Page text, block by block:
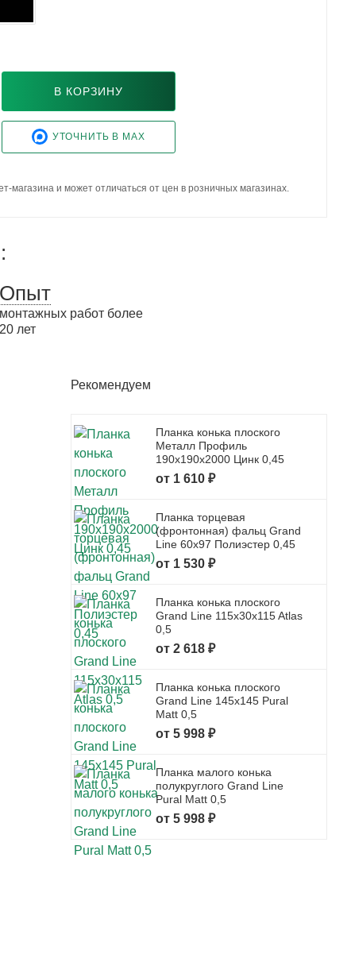
В КОРЗИНУ
УТОЧНИТЬ В MAX
магазина и может отличаться от цен в розничных магазинах.
Опыт
монтажных работ более
20 лет
Рекомендуем
Планка конька плоского
Металл Профиль
190x190x2000 Цинк 0,45
от 1 610 ₽
Планка торцевая
(фронтонная) фальц Grand
Line 60x97 Полиэстер 0,45
от 1 530 ₽
Планка конька плоского
Grand Line 115x30x115 Atlas
0,5
от 2 618 ₽
Планка конька плоского
Grand Line 145x145 Pural
Matt 0,5
от 5 998 ₽
Планка малого конька
полукруглого Grand Line
Pural Matt 0,5
от 5 998 ₽